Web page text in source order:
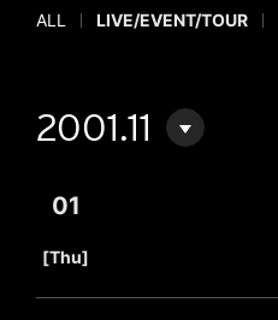
ALL LIVE/EVENT/TOUR
2001.11
01
[Thu]